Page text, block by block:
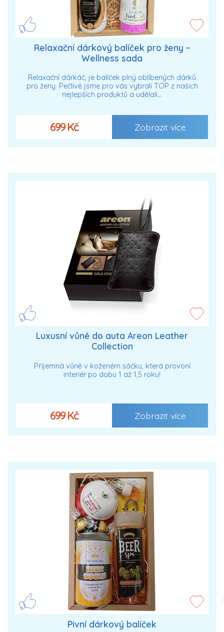
Relaxační dárkový balíček pro ženy –
Wellness sada
Relaxační dárkáč, je balíček plný oblíbených dárků
pro ženy. Pečlivě jsme pro vás vybrali TOP z našich
nejlepších produktů a udělali…
699 Kč Zobrazit více
Luxusní vůně do auta Areon Leather
Collection
Příjemná vůně v koženém sáčku, která provoní
interiér po dobu 1 až 1,5 roku!
699 Kč Zobrazit více
Pivní dárkový balíček